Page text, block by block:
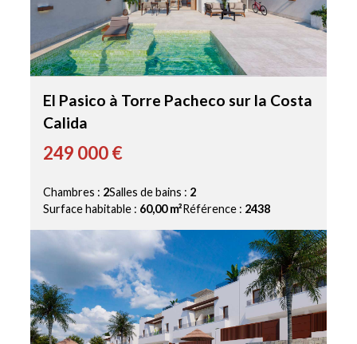
El Pasico à Torre Pacheco sur la Costa
Calida
249 000 €
Chambres : 2Salles de bains : 2
Surface habitable : 60,00 m² Référence : 2438